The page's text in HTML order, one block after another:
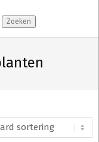
Zoeken